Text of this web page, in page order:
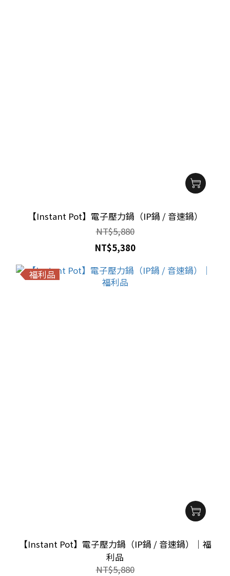
【Instant Pot】電子壓力鍋（IP鍋 / 音速鍋）
NT$5,880
NT$5,380
福利品
【Instant Pot】電子壓力鍋（IP鍋 / 音速鍋）｜福
利品
NT$5,880